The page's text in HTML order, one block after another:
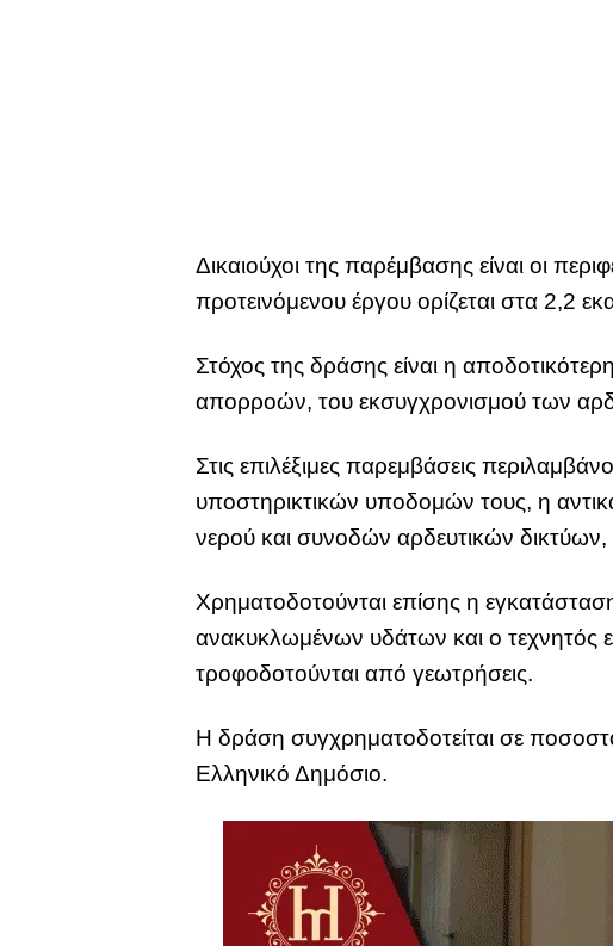
Δικαιούχοι της παρέμβασης είναι οι
προτεινόμενου έργου ορίζεται στα 2,2
Στόχος της δράσης είναι η
απορροών, του εκσυγχρονισμού των
Στις επιλέξιμες παρεμβάσεις
υποστηρικτικών υποδομών τους, η
νερού και συνοδών αρδευτικών δικτύων,
Χρηματοδοτούνται επίσης η
ανακυκλωμένων υδάτων και ο τεχνητός
τροφοδοτούνται από γεωτρήσεις.
Η δράση συγχρηματοδοτείται σε
Ελληνικό Δημόσιο.